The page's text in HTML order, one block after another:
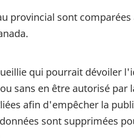
provincial sont
qui pourrait dévoiler
sans en être autorisé par
afin d'empêcher la
sont supprimées